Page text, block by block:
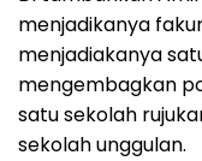
menjadikanya
menjadiakanya
mengembagkan
satu sekolah
sekolah unggulan.